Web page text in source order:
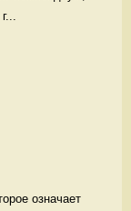
означает